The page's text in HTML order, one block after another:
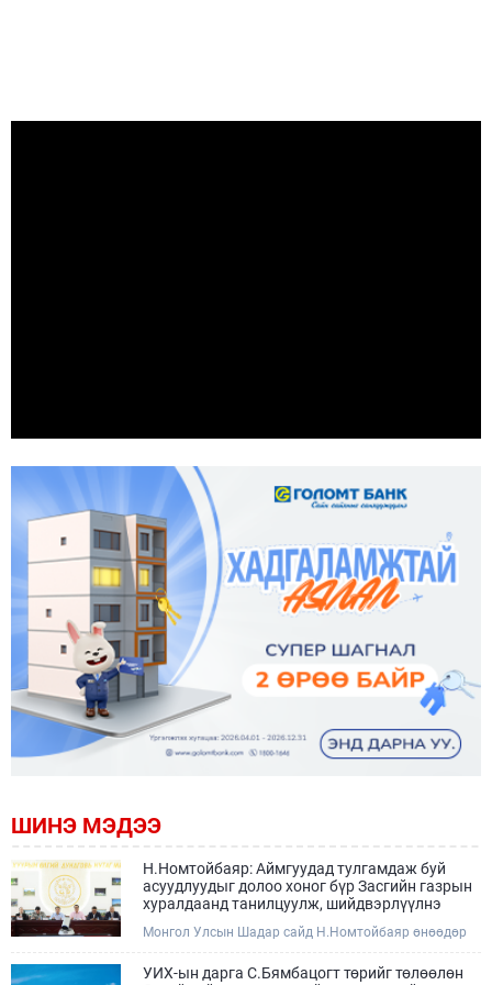
ШИНЭ МЭДЭЭ
Н.Номтойбаяр: Аймгуудад тулгамдаж буй
асуудлуудыг долоо хоног бүр Засгийн газрын
хуралдаанд танилцуулж, шийдвэрлүүлнэ
Монгол Улсын Шадар сайд Н.Номтойбаяр өнөөдөр
сайдын 10 дугаар албан даалгавар, Улсын Онцгой
УИХ-ын дарга С.Бямбацогт төрийг төлөөлөн